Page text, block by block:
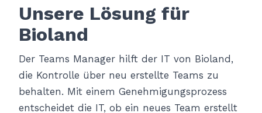
Unsere Lösung für
Bioland
Der Teams Manager hilft der IT von Bioland,
die Kontrolle über neu erstellte Teams zu
behalten. Mit einem Genehmigungsprozess
entscheidet die IT, ob ein neues Team erstellt